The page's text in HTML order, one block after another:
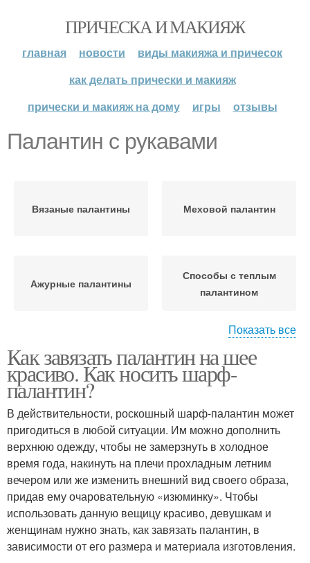
ПРИЧЕСКА И МАКИЯЖ
главная новости
виды макияжа и причесок
как делать прически и макияж
прически и макияж на дому
игры отзывы
Палантин с рукавами
Вязаные палантины Меховой палантин
Ажурные палантины
Способы с теплым
палантином
Палантин от шарфа
Показать все
Как завязать палантин на шее
красиво. Как носить шарф-
палантин?
В действительности, роскошный шарф-палантин может
пригодиться в любой ситуации. Им можно дополнить
верхнюю одежду, чтобы не замерзнуть в холодное
время года, накинуть на плечи прохладным летним
вечером или же изменить внешний вид своего образа,
придав ему очаровательную «изюминку». Чтобы
использовать данную вещицу красиво, девушкам и
женщинам нужно знать, как завязать палантин, в
зависимости от его размера и материала изготовления.